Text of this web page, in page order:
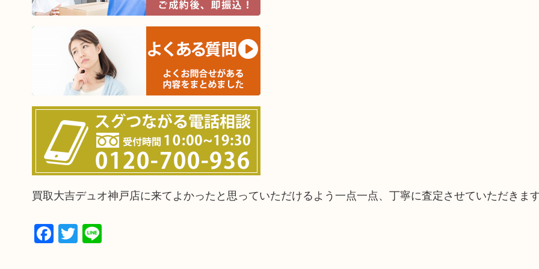
買取大吉デュオ神戸店に来てよかったと思っていただけるよう一点一点、丁寧に査定させていただきま
Facebook
Twitter
Line